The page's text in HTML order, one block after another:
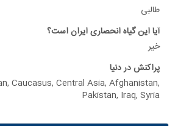
طالبی
آیا این گیاه انحصاری ایران است؟
خیر
پراکنش در دنیا
Caucasus, Central Asia, Afghanistan,
Pakistan, Iraq, Syria